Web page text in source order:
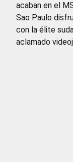
acaban en el
Sao Paulo
con la élite
aclamado